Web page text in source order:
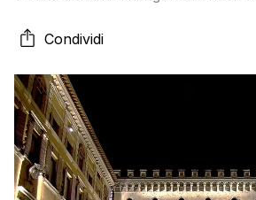
posizione del governo
Condividi